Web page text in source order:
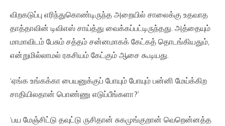
விறகடுப்பு எரிந்துகொண்டிருந்த அறையில் சாலைக்கு உதவாத
தாத்தாவின் டிவிஎஸ் சாய்த்து வைக்கப்பட்டிருந்தது. அத்தையும்
மாமாவிடம் பேசும் சத்தம் சன்னமாகக் கேட்கத் தொடங்கியதும்,
என்றுமில்லாமல் ரகசியம் கேட்கும் ஆசை கூடியது.
‘ஏங்க உங்கக்கா பையனுக்குப் போயும் போயும் பன்னி மேய்க்கிற
சாதியிலதான் பொண்ணு எடுப்பீங்களா?’
‘பய மேஞ்சிட்டு தவுட்டு ருசிதான் சுகமுங்குறான் வெறென்னத்த